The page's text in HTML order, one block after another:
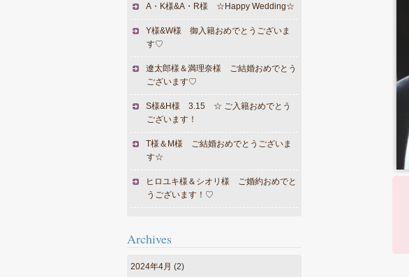
A・K様&A・R様 ☆Happy Wedding☆
Y様&W様 御入籍おめでとうございま
す♡
遼太郎様＆満理奈様 ご結婚おめでとう
ございます♡
S様&H様 3.15 ☆ ご入籍おめでとう
ございます！
T様＆M様 ご結婚おめでとうございま
す☆
ヒロユキ様＆シオリ様 ご婚約おめでと
うございます！♡
Archives
2024年4月 (2)